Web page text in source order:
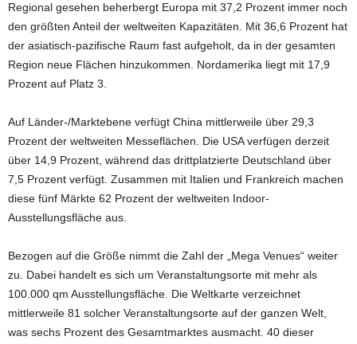
Regional gesehen beherbergt Europa mit 37,2 Prozent immer noch
den größten Anteil der weltweiten Kapazitäten. Mit 36,6 Prozent hat
der asiatisch-pazifische Raum fast aufgeholt, da in der gesamten
Region neue Flächen hinzukommen. Nordamerika liegt mit 17,9
Prozent auf Platz 3.
Auf Länder-/Marktebene verfügt China mittlerweile über 29,3
Prozent der weltweiten Messeflächen. Die USA verfügen derzeit
über 14,9 Prozent, während das drittplatzierte Deutschland über
7,5 Prozent verfügt. Zusammen mit Italien und Frankreich machen
diese fünf Märkte 62 Prozent der weltweiten Indoor-
Ausstellungsfläche aus.
Bezogen auf die Größe nimmt die Zahl der „Mega Venues“ weiter
zu. Dabei handelt es sich um Veranstaltungsorte mit mehr als
100.000 qm Ausstellungsfläche. Die Weltkarte verzeichnet
mittlerweile 81 solcher Veranstaltungsorte auf der ganzen Welt,
was sechs Prozent des Gesamtmarktes ausmacht. 40 dieser